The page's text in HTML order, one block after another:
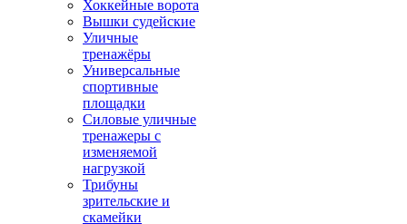
Хоккейные ворота
Вышки судейские
Уличные
тренажёры
Универсальные
спортивные
площадки
Силовые уличные
тренажеры с
изменяемой
нагрузкой
Трибуны
зрительские и
скамейки